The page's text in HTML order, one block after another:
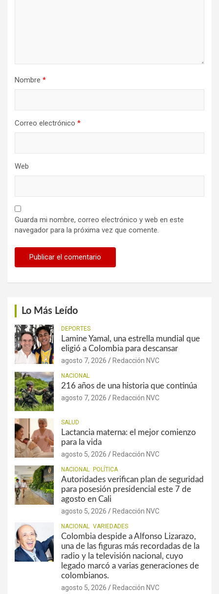
Nombre *
Correo electrónico *
Web
Guarda mi nombre, correo electrónico y web en este
navegador para la próxima vez que comente.
Lo Más Leído
DEPORTES
Lamine Yamal, una estrella mundial que
eligió a Colombia para descansar
agosto 7, 2026 Redacción NVC
NACIONAL
216 años de una historia que continúa
agosto 7, 2026 Redacción NVC
SALUD
Lactancia materna: el mejor comienzo
para la vida
agosto 5, 2026 Redacción NVC
NACIONAL POLÍTICA
Autoridades verifican plan de seguridad
para posesión presidencial este 7 de
agosto en Cali
agosto 5, 2026 Redacción NVC
NACIONAL VARIEDADES
Colombia despide a Alfonso Lizarazo,
una de las figuras más recordadas de la
radio y la televisión nacional, cuyo
legado marcó a varias generaciones de
colombianos.
agosto 5, 2026 Redacción NVC